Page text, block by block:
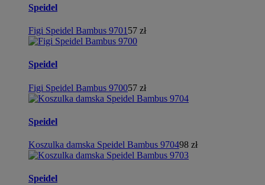
Speidel
Figi Speidel Bambus 9701 57 zł
Speidel
Figi Speidel Bambus 970057 zł
Speidel
Koszulka damska Speidel Bambus 970498 zł
Speidel